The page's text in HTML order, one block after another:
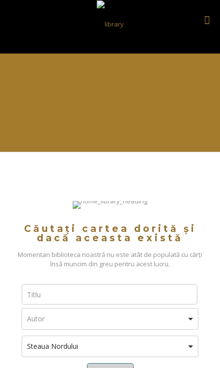
Căutați cartea dorită și
dacă aceasta există
Momentan biblioteca noastră nu este atât de populată cu cărți
însă muncim din greu pentru acest lucru.
Steaua Nordului